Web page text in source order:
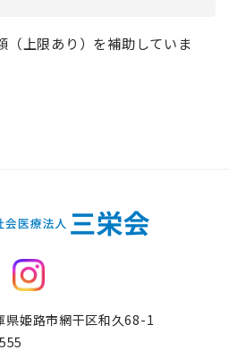
（上限あり）を補助していま
県姫路市網干区和久68-1